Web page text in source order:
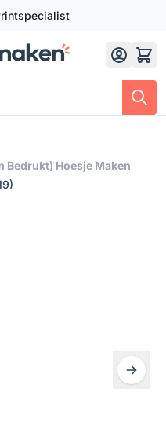
Bedrukt) Hoesje Maken
)